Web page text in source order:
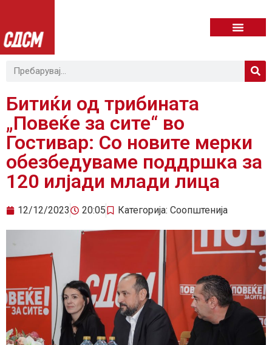
Битиќи од трибината
„Повеќе за сите“ во
Гостивар: Со новите мерки
обезбедуваме поддршка за
120 илјади млади лица
12/12/2023 20:05 Категорија: Соопштенија